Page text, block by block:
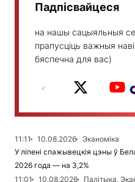
Падпісвайцеся
на нашы сацыяльныя
прапусціць важныя
бяспечна для вас)
11:11 10.08.2026
Эканоміка
У ліпені спажывецкія цэны ў
2026 года — на 3,2%
11:01
10.08.2026
Палітыка,